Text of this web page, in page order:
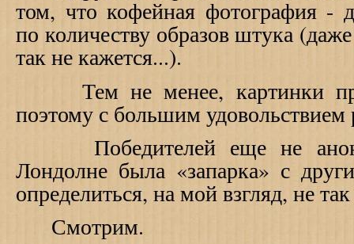
том, что кофейная фотография -
по количеству образов штука
так не кажется...).
Тем не менее, картинки
поэтому с большим
Победителей еще не
Лондолне была «запарка» с
определиться, на мой взгляд, не
Смотрим.